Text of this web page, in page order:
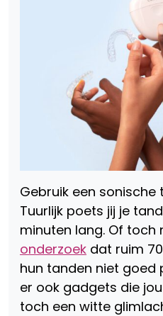
Gebruik een sonische
Tuurlijk poets jij je
minuten lang. Of toch
onderzoek dat ruim
hun tanden niet goed
er ook gadgets die
toch een witte